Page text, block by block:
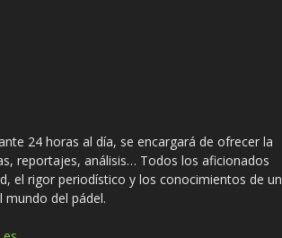
24 horas al día, se encargará de ofrecer la
reportajes, análisis… Todos los aficionados
el rigor periodístico y los conocimientos de un
mundo del pádel.